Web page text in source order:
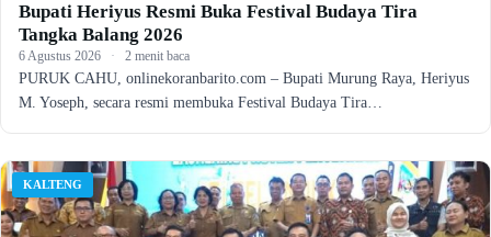
Bupati Heriyus Resmi Buka Festival Budaya Tira
Tangka Balang 2026
6 Agustus 2026 · 2 menit baca
PURUK CAHU, onlinekoranbarito.com – Bupati Murung Raya, Heriyus
M. Yoseph, secara resmi membuka Festival Budaya Tira…
KALTENG